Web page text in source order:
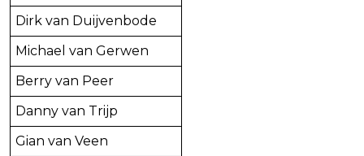
Dirk van Duijvenbode
Michael van Gerwen
Berry van Peer
Danny van Trijp
Gian van Veen